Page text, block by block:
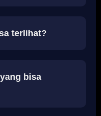
terlihat?
bisa